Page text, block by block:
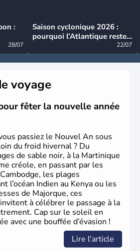
:
28/07
Saison cyclonique 2026 :
pourquoi l’Atlantique reste
22/07
voyage
fêter la nouvelle année
passiez le Nouvel An sous
du froid hivernal ? Du
de sable noir, à la Martinique
créole, en passant par les
les plages
l’océan Indien au Kenya ou les
de Majorque, ces
à célébrer le passage à la
Cap sur le soleil en
avec une bouffée d’évasion !
Lire l'article